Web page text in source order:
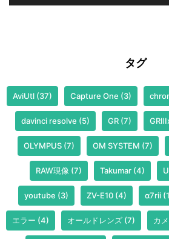
タグ
AviUtl (37) Capture One (3)
davinci resolve (5) GR(7)
OLYMPUS(7) OM SYSTEM (7)
RAW現像 (7) Takumar(4)
youtube (3) ZV-E10(4) α7rii
エラー (4) オールドレンズ(7) カ